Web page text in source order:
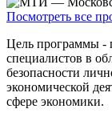
Посмотреть все
Цель программы -
специалистов в
безопасности
экономической
сфере экономики.